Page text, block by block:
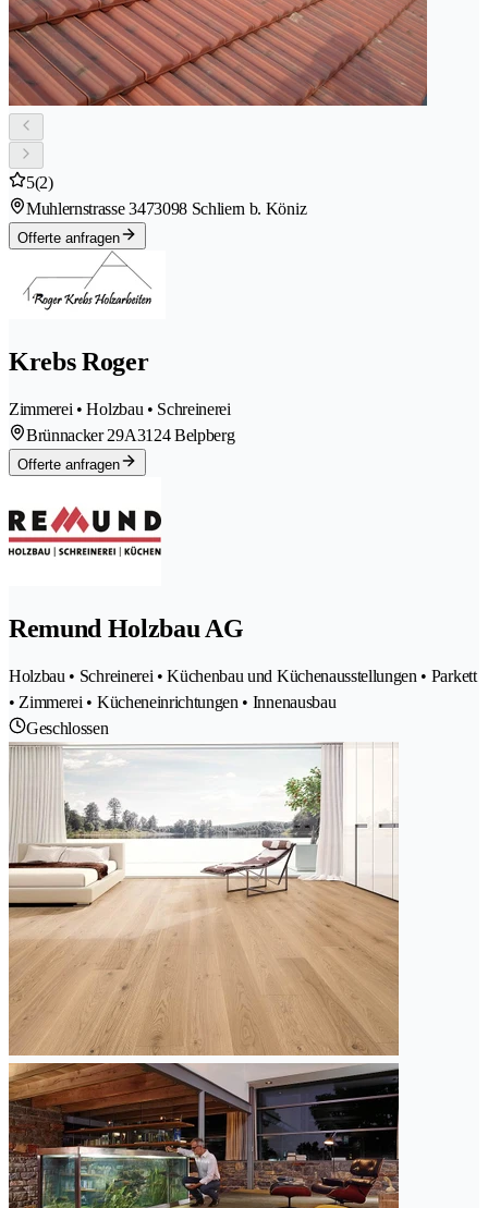
5(2)
Muhlernstrasse 3473098 Schliern b. Köniz
Offerte anfragen
Krebs Roger
Zimmerei • Holzbau • Schreinerei
Brünnacker 29A3124 Belpberg
Offerte anfragen
Remund Holzbau AG
Holzbau • Schreinerei • Küchenbau und Küchenausstellungen • Parkett
• Zimmerei • Kücheneinrichtungen • Innenausbau
Geschlossen